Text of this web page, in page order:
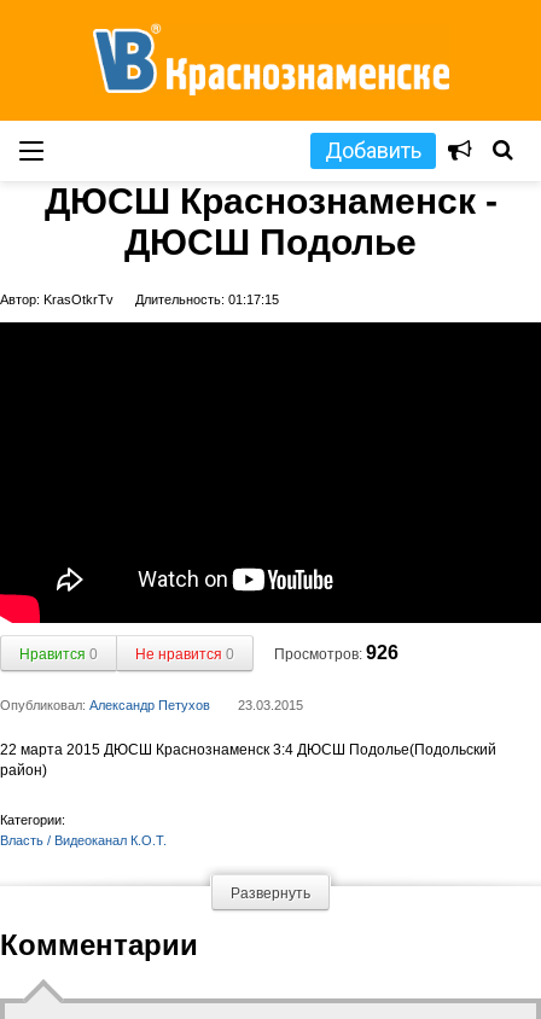
Добавить
ДЮСШ Краснознаменск -
ДЮСШ Подолье
Автор: KrasOtkrTv Длительность: 01:17:15
Нравится 0 Не нравится 0 Просмотров: 926
Опубликовал: Александр Петухов 23.03.2015
22 марта 2015 ДЮСШ Краснознаменск 3:4 ДЮСШ Подолье(Подольский
район)
Категории:
Власть / Видеоканал К.О.Т.
Развернуть
Комментарии